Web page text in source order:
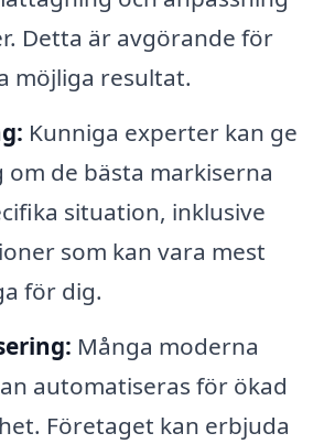
Detta är avgörande för
möjliga resultat.
Kunniga experter kan ge
de bästa markiserna
situation, inklusive
som kan vara mest
för dig.
Många moderna
automatiseras för ökad
Företaget kan erbjuda